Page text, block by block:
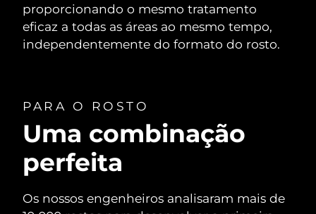
proporcionando o mesmo tratamento
eficaz a todas as áreas ao mesmo tempo,
independentemente do formato do rosto.
PARA O ROSTO
Uma combinação
perfeita
Os nossos engenheiros analisaram mais de